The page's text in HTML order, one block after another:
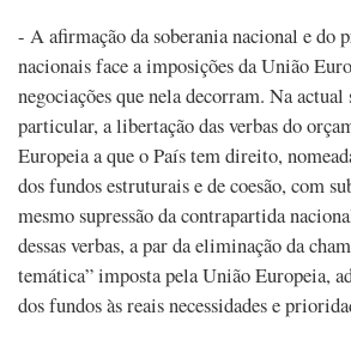
- A afirmação da soberania nacional e do
nacionais face a imposições da União
negociações que nela decorram. Na
particular, a libertação das verbas do
Europeia a que o País tem direito,
dos fundos estruturais e de coesão, com
mesmo supressão da contrapartida
dessas verbas, a par da eliminação da
temática” imposta pela União Europeia,
dos fundos às reais necessidades e